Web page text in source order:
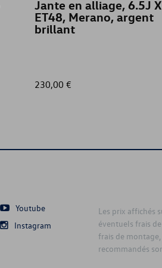
Jante en alliage, 6.5J
ET48, Merano, argent
brillant
230,00 €
Youtube
Instagram
Les prix affichés
éventuels frais
frais de
recommandés